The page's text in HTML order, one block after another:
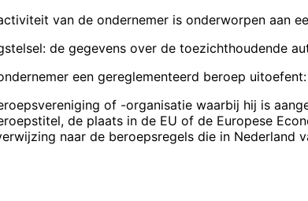
van de ondernemer is onderworpen aan
de gegevens over de toezichthoudende
een gereglementeerd beroep uitoefent:
of -organisatie waarbij hij is
de plaats in de EU of de Europese
naar de beroepsregels die in Nederland